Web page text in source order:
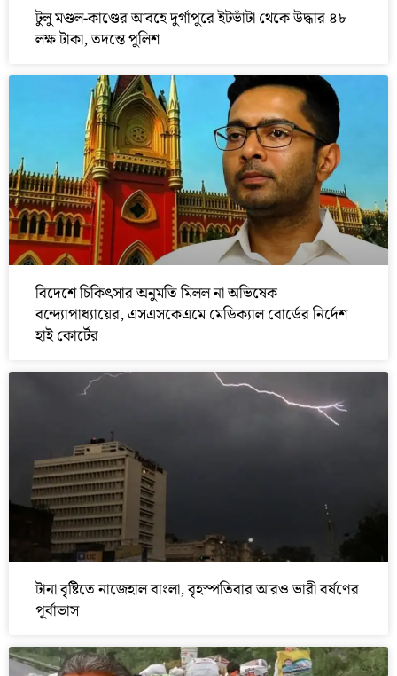
টুলু মণ্ডল-কাণ্ডের আবহে দুর্গাপুরে ইটভাঁটা থেকে উদ্ধার ৪৮
লক্ষ টাকা, তদন্তে পুলিশ
বিদেশে চিকিৎসার অনুমতি মিলল না অভিষেক
বন্দ্যোপাধ্যায়ের, এসএসকেএমে মেডিক্যাল বোর্ডের নির্দেশ
হাই কোর্টের
টানা বৃষ্টিতে নাজেহাল বাংলা, বৃহস্পতিবার আরও ভারী বর্ষণের
পূর্বাভাস